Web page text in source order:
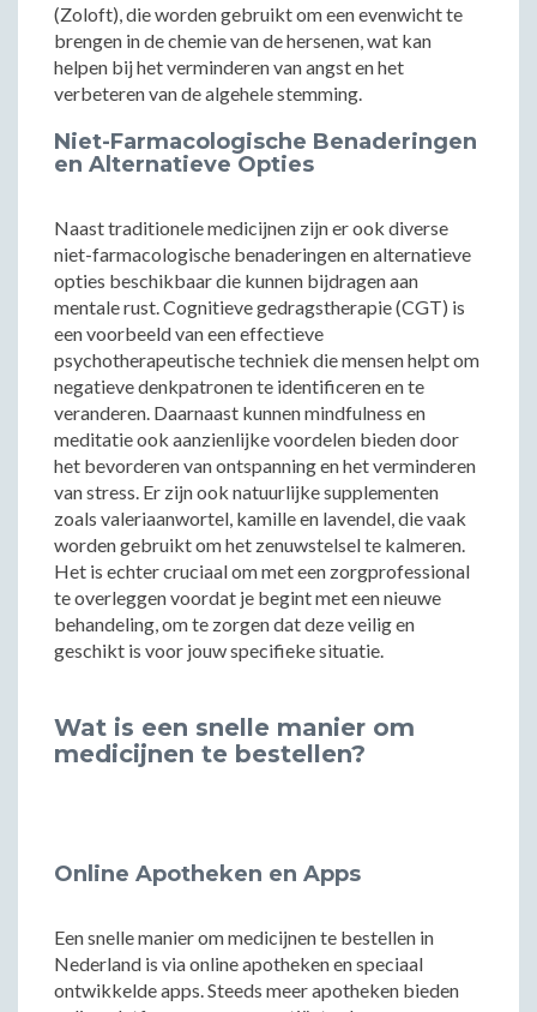
(Zoloft), die worden gebruikt om een evenwicht te
brengen in de chemie van de hersenen, wat kan
helpen bij het verminderen van angst en het
verbeteren van de algehele stemming.
Niet-Farmacologische Benaderingen
en Alternatieve Opties
Naast traditionele medicijnen zijn er ook diverse
niet-farmacologische benaderingen en alternatieve
opties beschikbaar die kunnen bijdragen aan
mentale rust. Cognitieve gedragstherapie (CGT) is
een voorbeeld van een effectieve
psychotherapeutische techniek die mensen helpt om
negatieve denkpatronen te identificeren en te
veranderen. Daarnaast kunnen mindfulness en
meditatie ook aanzienlijke voordelen bieden door
het bevorderen van ontspanning en het verminderen
van stress. Er zijn ook natuurlijke supplementen
zoals valeriaanwortel, kamille en lavendel, die vaak
worden gebruikt om het zenuwstelsel te kalmeren.
Het is echter cruciaal om met een zorgprofessional
te overleggen voordat je begint met een nieuwe
behandeling, om te zorgen dat deze veilig en
geschikt is voor jouw specifieke situatie.
Wat is een snelle manier om
medicijnen te bestellen?
Online Apotheken en Apps
Een snelle manier om medicijnen te bestellen in
Nederland is via online apotheken en speciaal
ontwikkelde apps. Steeds meer apotheken bieden